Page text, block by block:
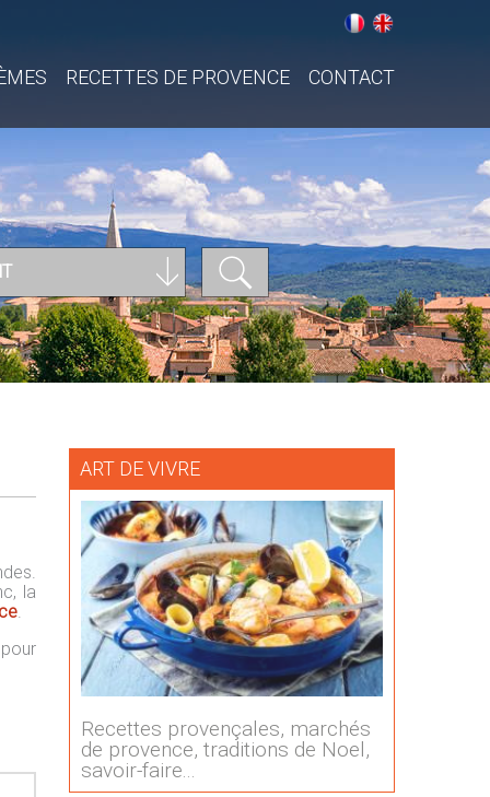
RECETTES DE PROVENCE CONTACT
la
.
ART DE VIVRE
Recettes provençales, marchés
de provence, traditions de Noel,
savoir-faire...